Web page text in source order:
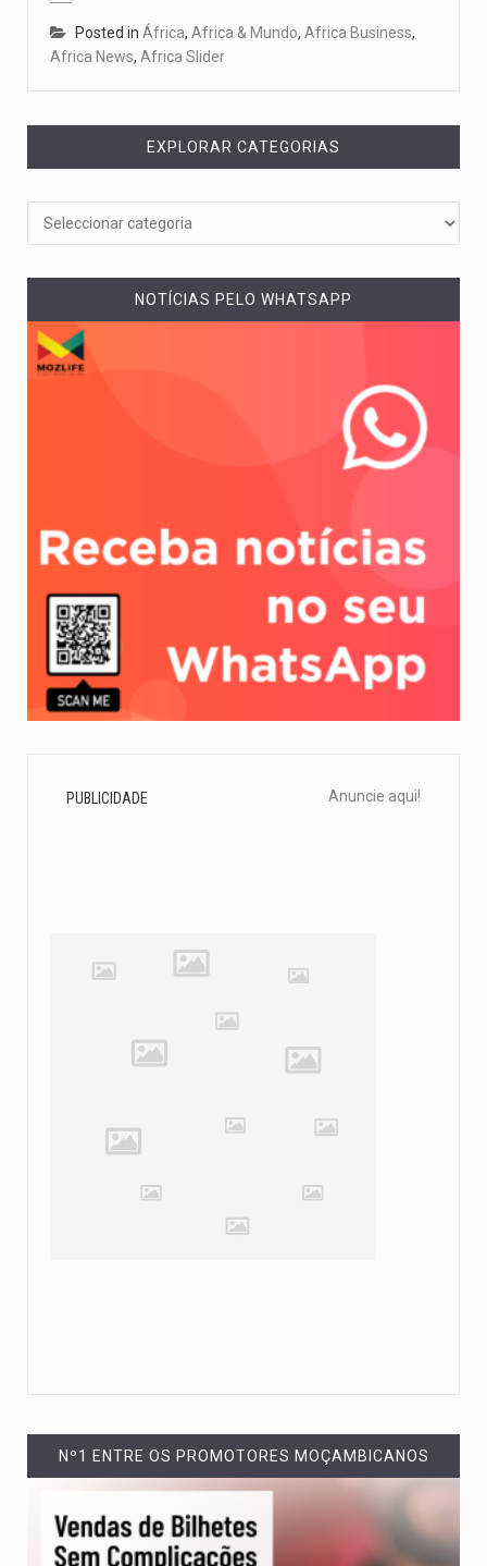
Posted in África, Africa & Mundo, Africa Business,
Africa News, Africa Slider
EXPLORAR CATEGORIAS
NOTÍCIAS PELO WHATSAPP
PUBLICIDADE Anuncie aqui!
Nº1 ENTRE OS PROMOTORES MOÇAMBICANOS